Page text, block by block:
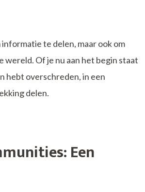
te delen, maar ook om
Of je nu aan het begin staat
hebt overschreden, in een
delen.
Een